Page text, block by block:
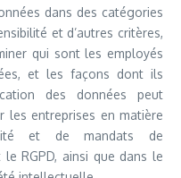
dans des catégories
et d’autres critères,
qui sont les employés
et les façons dont ils
des données peut
les entreprises en matière
et de mandats de
RGPD, ainsi que dans le